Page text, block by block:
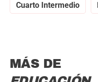
Cuarto Intermedio
MÁS DE